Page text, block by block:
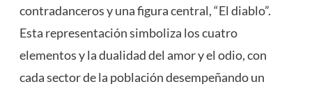
contradanceros y una figura central, “El diablo”.
Esta representación simboliza los cuatro
elementos y la dualidad del amor y el odio, con
cada sector de la población desempeñando un